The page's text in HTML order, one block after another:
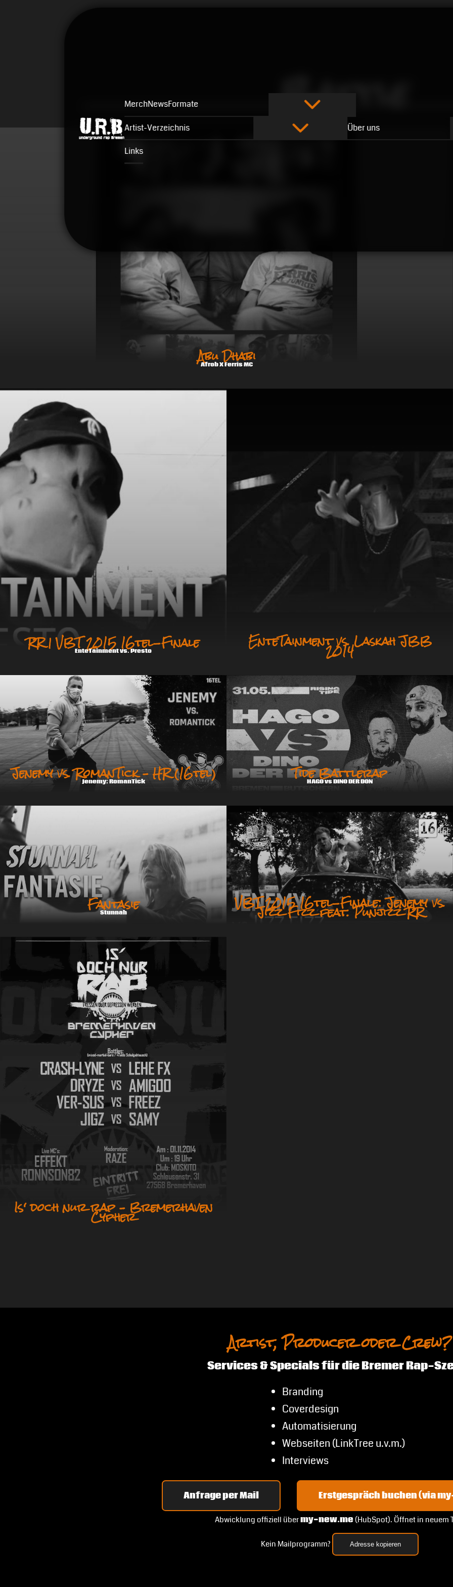
MerchNewsFormate
Artist-Verzeichnis Über uns
Links
Battle
Abu Dhabi
Afrob X Ferris MC
RR | VBT 2015 16tel-Finale
EnteTainment vs. Presto EnteTainment vs. Laskah JBB
2014
Jenemy vs. RomanTick – HR (16tel)
Jenemy; RomanTick Tide Battlerap
HAGO vs DINO DER DON
Fantasie
Stunnah VBT 2015 16tel-Finale: Jenemy vs.
Jizz Fizz feat. Punjizz RR
Is‘ doch nur rap – Bremerhaven
Cypher
Artist, Producer oder Crew?
Services & Specials für die Bremer Rap-
Branding
Coverdesign
Automatisierung
Webseiten (LinkTree u.v.m.)
Interviews
Anfrage per Mail Erstgespräch buchen (via
Abwicklung offiziell übermy-new.me(HubSpot). Öffnet in neuem
Kein Mailprogramm? Adresse kopieren